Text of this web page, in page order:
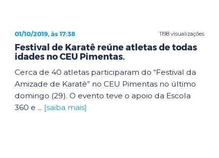
1198 visualizações
01/10/2019, às 17:38
Festival de Karatê reúne atletas de todas
idades no CEU Pimentas.
Cerca de 40 atletas participaram do “Festival da
Amizade de Karatê” no CEU Pimentas no último
domingo (29). O evento teve o apoio da Escola
360 e ... [saiba mais]